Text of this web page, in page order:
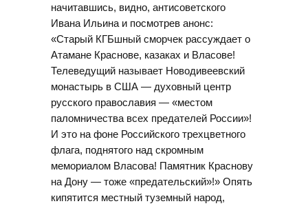
начитавшись, видно, антисоветского
Ивана Ильина и посмотрев анонс:
«Старый КГБшный сморчек рассуждает о
Атамане Краснове, казаках и Власове!
Телеведущий называет Новодивеевский
монастырь в США — духовный центр
русского православия — «местом
паломничества всех предателей России»!
И это на фоне Российского трехцветного
флага, поднятого над скромным
мемориалом Власова! Памятник Краснову
на Дону — тоже «предательский»!» Опять
кипятится местный туземный народ,